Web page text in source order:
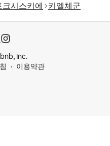
시스키에
키엘체군
Inc.
이용약관